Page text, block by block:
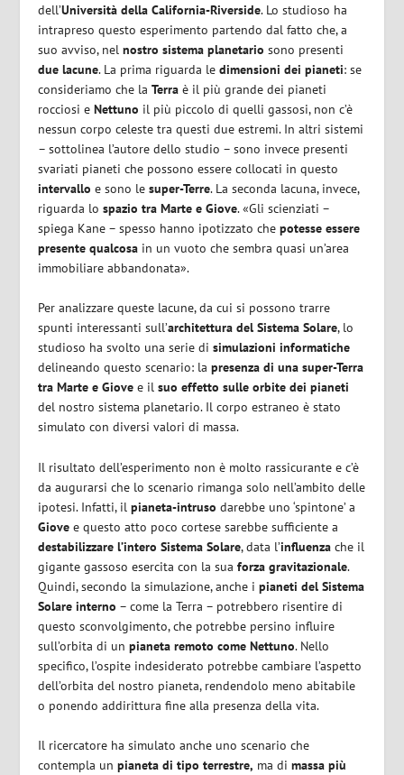
dell’Università della California-Riverside. Lo studioso ha
intrapreso questo esperimento partendo dal fatto che, a
suo avviso, nelnostro sistema planetario sono presenti
due lacune. La prima riguarda ledimensioni dei pianeti: se
consideriamo che laTerra è il più grande dei pianeti
rocciosi eNettuno il più piccolo di quelli gassosi, non c’è
nessun corpo celeste tra questi due estremi. In altri sistemi
– sottolinea l’autore dello studio – sono invece presenti
svariati pianeti che possono essere collocati in questo
intervallo e sono lesuper-Terre. La seconda lacuna, invece,
riguarda lospazio tra Marte e Giove. «Gli scienziati –
spiega Kane – spesso hanno ipotizzato chepotesse essere
presente qualcosa in un vuoto che sembra quasi un’area
immobiliare abbandonata».
Per analizzare queste lacune, da cui si possono trarre
spunti interessanti sull’architettura del Sistema Solare, lo
studioso ha svolto una serie disimulazioni informatiche
delineando questo scenario: lapresenza di una super-Terra
tra Marte e Giove e ilsuo effetto sulle orbite dei pianeti
del nostro sistema planetario. Il corpo estraneo è stato
simulato con diversi valori di massa.
Il risultato dell’esperimento non è molto rassicurante e c’è
da augurarsi che lo scenario rimanga solo nell’ambito delle
ipotesi. Infatti, ilpianeta-intruso darebbe uno ‘spintone’ a
Giove e questo atto poco cortese sarebbe sufficiente a
destabilizzare l’intero Sistema Solare, data l’influenza che il
gigante gassoso esercita con la suaforza gravitazionale.
Quindi, secondo la simulazione, anche ipianeti del Sistema
Solare interno – come la Terra – potrebbero risentire di
questo sconvolgimento, che potrebbe persino influire
sull’orbita di unpianeta remoto come Nettuno. Nello
specifico, l’ospite indesiderato potrebbe cambiare l’aspetto
dell’orbita del nostro pianeta, rendendolo meno abitabile
o ponendo addirittura fine alla presenza della vita.
Il ricercatore ha simulato anche uno scenario che
contempla unpianeta di tipo terrestre, ma dimassa più